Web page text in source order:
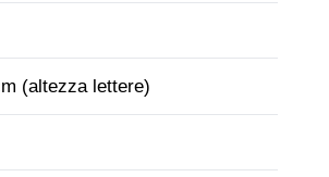
(altezza lettere)